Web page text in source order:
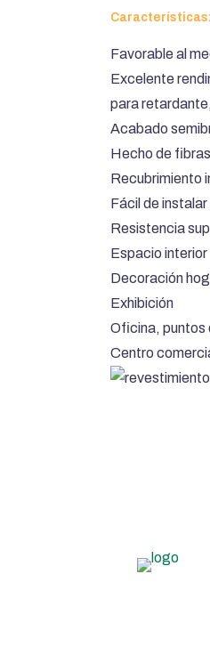
Características:
Favorable al
Excelente
para
Acabado
Hecho de
Recubrimiento
Fácil de
Resistencia
Espacio interior
Decoración
Exhibición
Oficina, puntos
Centro